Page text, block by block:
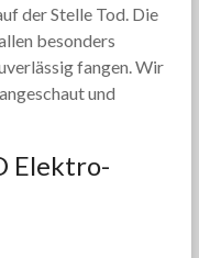
der Stelle Tod. Die
besonders
fangen. Wir
und
Elektro-